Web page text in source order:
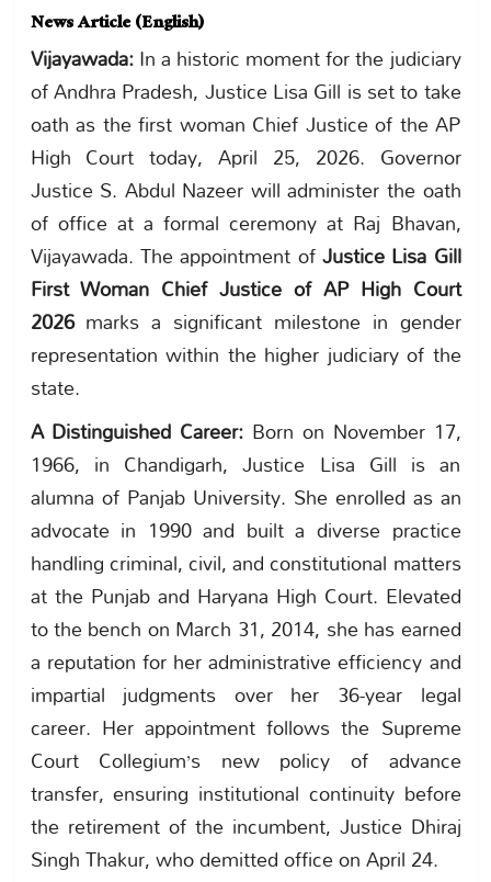
News Article (English)
Vijayawada:In a historic moment for the judiciary
of Andhra Pradesh, Justice Lisa Gill is set to take
oath as the first woman Chief Justice of the AP
High Court today, April 25, 2026. Governor
Justice S. Abdul Nazeer will administer the oath
of office at a formal ceremony at Raj Bhavan,
Vijayawada. The appointment ofJustice Lisa Gill
First Woman Chief Justice of AP High Court
2026marks a significant milestone in gender
representation within the higher judiciary of the
state.
A Distinguished Career: Born on November 17,
1966, in Chandigarh, Justice Lisa Gill is an
alumna of Panjab University. She enrolled as an
advocate in 1990 and built a diverse practice
handling criminal, civil, and constitutional matters
at the Punjab and Haryana High Court. Elevated
to the bench on March 31, 2014, she has earned
a reputation for her administrative efficiency and
impartial judgments over her 36-year legal
career. Her appointment follows the Supreme
Court Collegium’s new policy of advance
transfer, ensuring institutional continuity before
the retirement of the incumbent, Justice Dhiraj
Singh Thakur, who demitted office on April 24.